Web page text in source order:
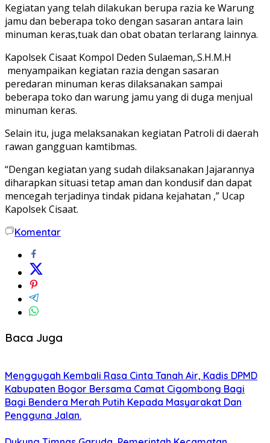
Kegiatan yang telah dilakukan berupa razia ke Warung
jamu dan beberapa toko dengan sasaran antara lain
minuman keras,tuak dan obat obatan terlarang lainnya.
Kapolsek Cisaat Kompol Deden Sulaeman,.S.H.M.H
menyampaikan kegiatan razia dengan sasaran
peredaran minuman keras dilaksanakan sampai
beberapa toko dan warung jamu yang di duga menjual
minuman keras.
Selain itu, juga melaksanakan kegiatan Patroli di daerah
rawan gangguan kamtibmas.
“Dengan kegiatan yang sudah dilaksanakan Jajarannya
diharapkan situasi tetap aman dan kondusif dan dapat
mencegah terjadinya tindak pidana kejahatan ,” Ucap
Kapolsek Cisaat.
Komentar
Baca Juga
Menggugah Kembali Rasa Cinta Tanah Air, Kadis DPMD
Kabupaten Bogor Bersama Camat Cigombong Bagi
Bagi Bendera Merah Putih Kepada Masyarakat Dan
Pengguna Jalan.